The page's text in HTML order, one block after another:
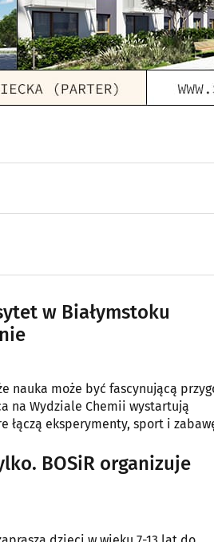
w Białymstoku
nauka może być fascynującą
na Wydziale Chemii wystartują
łączą eksperymenty, sport i
BOSiR organizuje